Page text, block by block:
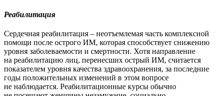
Реабилитация
Сердечная реабилитация – неотъемлемая часть комплексной
помощи после острого ИМ, которая способствует снижению
уровня заболеваемости и смертности. Хотя направление
на реабилитацию лиц, перенесших острый ИМ, считается
показателем уровня качества здравоохранения, за последние
годы положительных изменений в этом вопросе
не наблюдается. Реабилитационные курсы обычно